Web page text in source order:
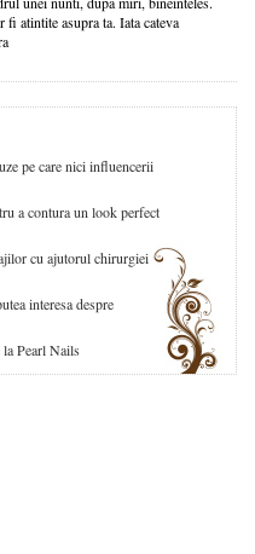
atintite asupra ta. Iata cateva
pe care nici influencerii
a contura un look perfect
cu ajutorul chirurgiei
interesa despre
Pearl Nails